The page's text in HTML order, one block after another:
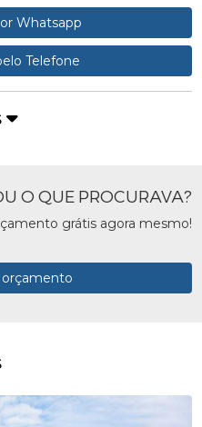
Whatsapp
Telefone
O QUE PROCURAVA?
grátis agora mesmo!